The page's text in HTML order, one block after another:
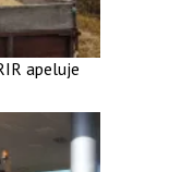
apeluje